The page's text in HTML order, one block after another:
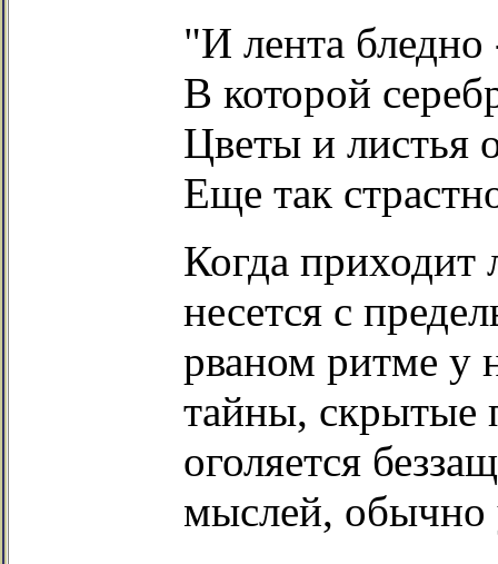
"И лента бледно
В которой
Цветы и листья
Еще так
Когда приходит
несется с
рваном ритме у
тайны, скрытые
оголяется
мыслей, обычно